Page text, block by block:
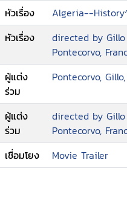
หัวเรื่อง
Algeria--
หัวเรื่อง
directed by
Pontecorvo,
ผู้แต่ง
ร่วม
Pontecorvo,
ผู้แต่ง
ร่วม
directed by
Pontecorvo,
เชื่อมโยง
Movie Trailer